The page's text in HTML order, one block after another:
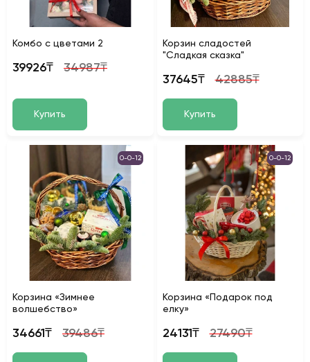
Комбо с цветами 2
39926₸ 34987₸
Купить
Корзин сладостей
"Сладкая сказка"
37645₸ 42885₸
Купить
0-0-12
Корзина «Зимнее
волшебство»
34661₸ 39486₸
0-0-12
Корзина «Подарок под
елку»
24131₸ 27490₸